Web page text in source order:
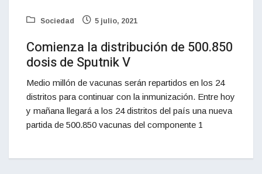
Sociedad 5 julio, 2021
Comienza la distribución de 500.850
dosis de Sputnik V
Medio millón de vacunas serán repartidos en los 24
distritos para continuar con la inmunización. Entre hoy
y mañana llegará a los 24 distritos del país una nueva
partida de 500.850 vacunas del componente 1